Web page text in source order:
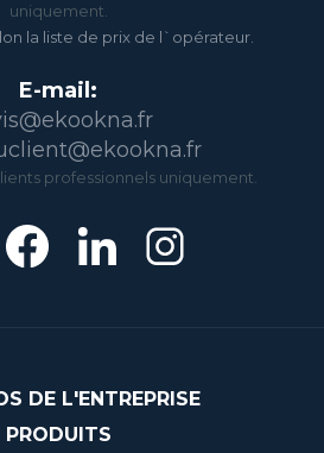
uniquement.
la liste de prix de l`opérateur.
E-mail:
professionnels uniquement.
DE L'ENTREPRISE
PRODUITS